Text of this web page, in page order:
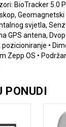
BioTracker 5.0
svjetla,
GPS antena,
•
Zepp OS •
PONUDI